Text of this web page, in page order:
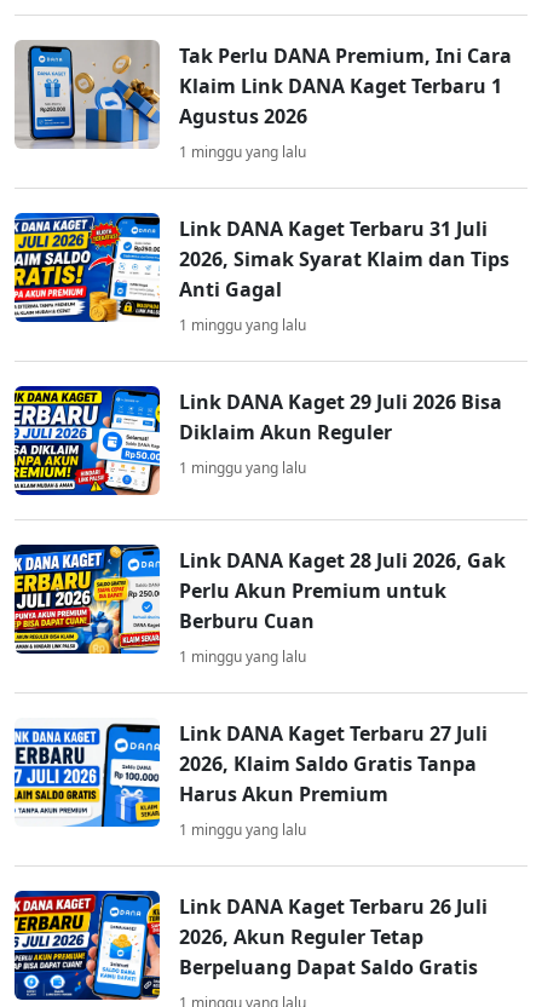
Tak Perlu DANA Premium, Ini Cara
Klaim Link DANA Kaget Terbaru 1
Agustus 2026
1 minggu yang lalu
Link DANA Kaget Terbaru 31 Juli
2026, Simak Syarat Klaim dan Tips
Anti Gagal
1 minggu yang lalu
Link DANA Kaget 29 Juli 2026 Bisa
Diklaim Akun Reguler
1 minggu yang lalu
Link DANA Kaget 28 Juli 2026, Gak
Perlu Akun Premium untuk
Berburu Cuan
1 minggu yang lalu
Link DANA Kaget Terbaru 27 Juli
2026, Klaim Saldo Gratis Tanpa
Harus Akun Premium
1 minggu yang lalu
Link DANA Kaget Terbaru 26 Juli
2026, Akun Reguler Tetap
Berpeluang Dapat Saldo Gratis